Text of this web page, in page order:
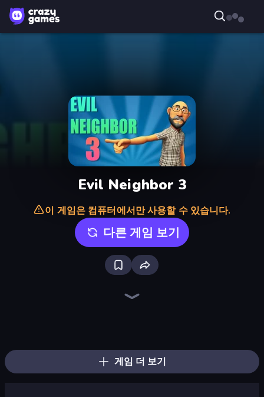
Evil Neighbor 3
이 게임은 컴퓨터에서만 사용할 수 있습니다.
다른 게임 보기
게임 더 보기